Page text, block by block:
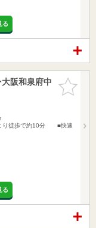
る
お気に入
りに追加
阪和泉府中
り徒歩で約10分 ■快速
る